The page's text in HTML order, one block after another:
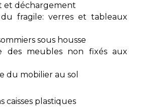
et déchargement
fragile: verres et tableaux
sous housse
des meubles non fixés aux
du mobilier au sol
caisses plastiques